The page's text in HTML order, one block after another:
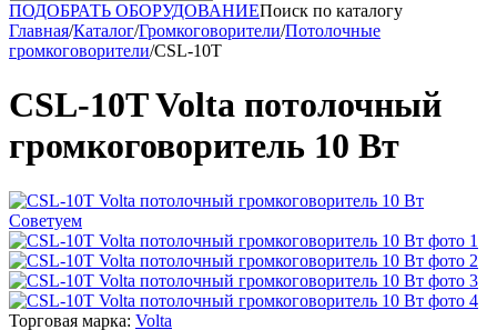
ПОДОБРАТЬ ОБОРУДОВАНИЕПоиск по каталогу
Главная/Каталог/Громкоговорители/Потолочные
громкоговорители/CSL-10T
CSL-10T Volta потолочный
громкоговоритель 10 Вт
Советуем
Торговая марка: Volta